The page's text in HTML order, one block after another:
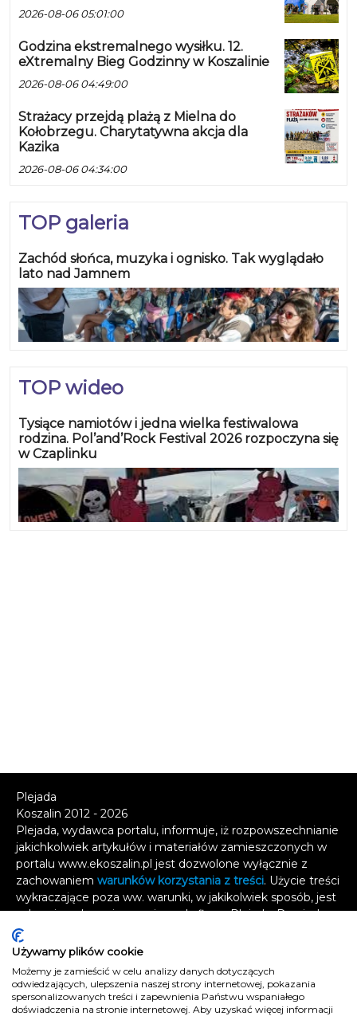
2026-08-06 05:01:00
Godzina ekstremalnego wysiłku. 12.
eXtremalny Bieg Godzinny w Koszalinie
2026-08-06 04:49:00
Strażacy przejdą plażą z Mielna do
Kołobrzegu. Charytatywna akcja dla
Kazika
2026-08-06 04:34:00
TOP galeria
Zachód słońca, muzyka i ognisko. Tak wyglądało
lato nad Jamnem
TOP wideo
Tysiące namiotów i jedna wielka festiwalowa
rodzina. Pol’and’Rock Festival 2026 rozpoczyna się
w Czaplinku
Plejada
Koszalin 2012 - 2026
Plejada, wydawca portalu, informuje, iż rozpowszechnianie
jakichkolwiek artykułów i materiałów zamieszczonych w
portalu www.ekoszalin.pl jest dozwolone wyłącznie z
zachowaniem warunków korzystania z treści. Użycie treści
wykraczające poza ww. warunki, w jakikolwiek sposób, jest
zabronione bez pisemnej zgody firmy Plejada. Dowiedz
się, w jaki sposób możesz uzyskać
wykorzystanie treści.
Naruszenie tych zasad jest łamaniem prawa i grozi
odpowiedzialnością karną.
Używamy plików cookie
Możemy je zamieścić w celu analizy danych dotyczących
odwiedzających, ulepszenia naszej strony internetowej, pokazania
spersonalizowanych treści i zapewnienia Państwu wspaniałego
doświadczenia na stronie internetowej. Aby uzyskać więcej informacji